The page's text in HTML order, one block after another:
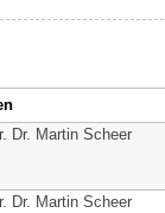
Dr. Martin Scheer
Dr. Martin Scheer